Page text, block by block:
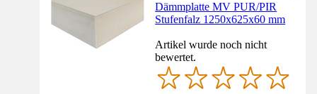
Dämmplatte MV PUR/PIR
Stufenfalz 1250x625x60 mm
Artikel wurde noch nicht
bewertet.